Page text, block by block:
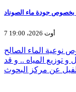
جودة ماء الصوناد
7 أوت 2026، 19:00
نوعية الماء الصالح
و توزيع المياه .. و قد